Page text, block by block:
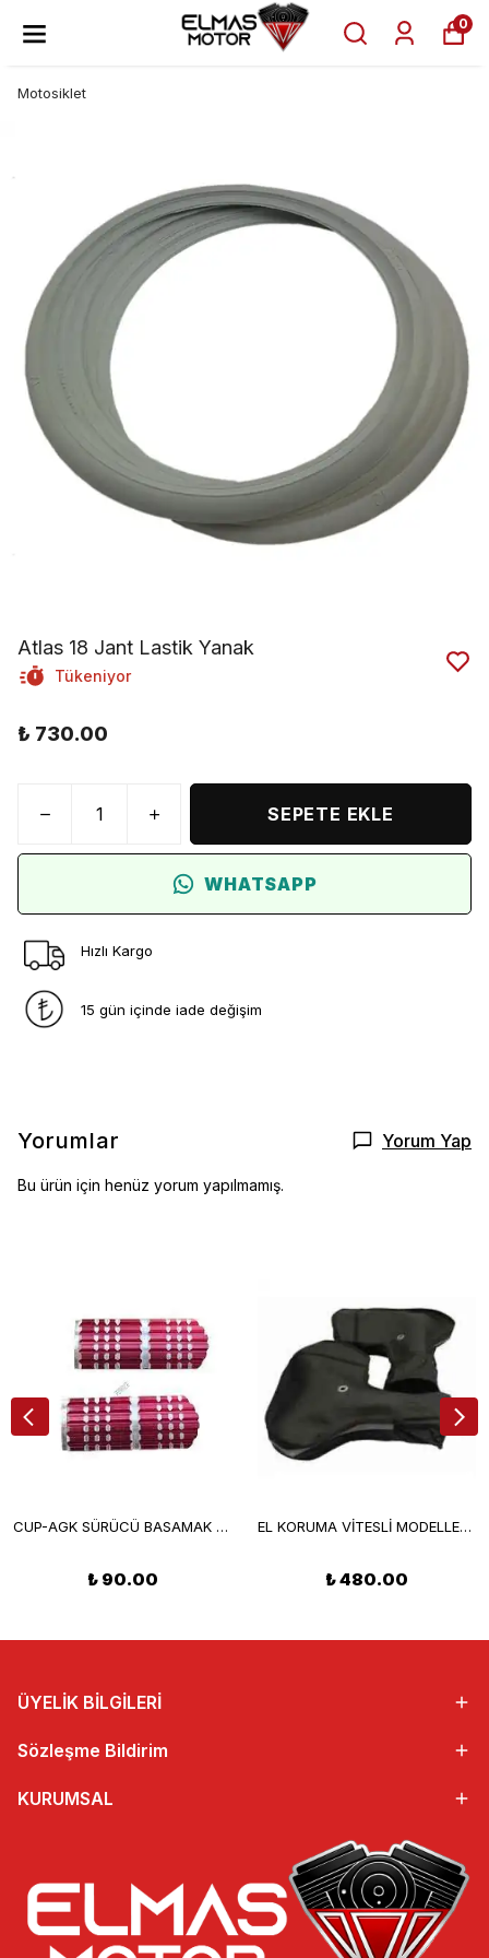
0
Motosiklet
Atlas 18 Jant Lastik Yanak
Tükeniyor
₺ 730.00
SEPETE EKLE
WHATSAPP
Hızlı Kargo
15 gün içinde iade değişim
Yorumlar Yorum Yap
Bu ürün için henüz yorum yapılmamış.
CUP-AGK SÜRÜCÜ BASAMAK RENKLİ
₺ 90.00
EL KORUMA VİTESLİ MODELLERE UYUMLU
₺ 480.00
ÜYELİK BİLGİLERİ
Sözleşme Bildirim
KURUMSAL